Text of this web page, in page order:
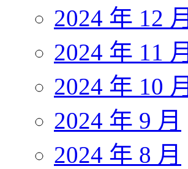
2024 年 12 月
2024 年 11 月
2024 年 10 月
2024 年 9 月
2024 年 8 月